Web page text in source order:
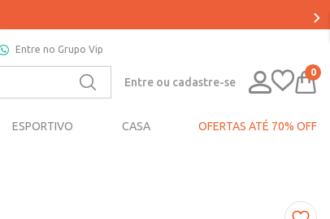
Entre no Grupo Vip
Entre ou cadastre-se
0
ESPORTIVO CASA OFERTAS ATÉ 70% OFF